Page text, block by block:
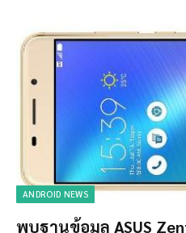
ANDROID NEWS
พบฐานข้อมูล ASUS